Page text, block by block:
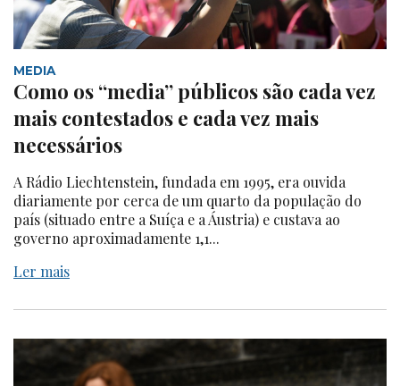
MEDIA
Como os “media” públicos são cada vez
mais contestados e cada vez mais
necessários
A Rádio Liechtenstein, fundada em 1995, era ouvida
diariamente por cerca de um quarto da população do
país (situado entre a Suíça e a Áustria) e custava ao
governo aproximadamente 1,1...
Ler mais